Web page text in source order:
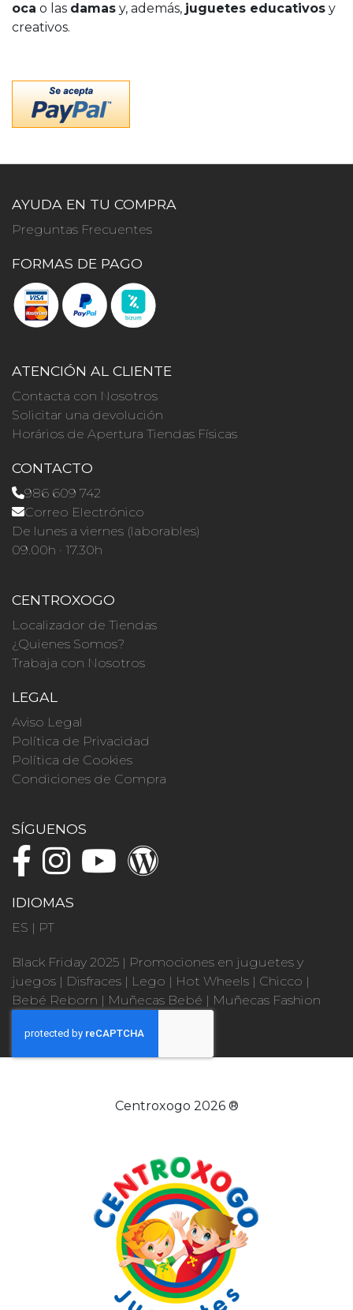
oca o las damas y, además, juguetes educativos y
creativos.
AYUDA EN TU COMPRA
Preguntas Frecuentes
FORMAS DE PAGO
ATENCIÓN AL CLIENTE
Contacta con Nosotros
Solicitar una devolución
Horários de Apertura Tiendas Físicas
CONTACTO
986 609 742
Correo Electrónico
De lunes a viernes (laborables)
09.00h · 17.30h
CENTROXOGO
Localizador de Tiendas
¿Quienes Somos?
Trabaja con Nosotros
LEGAL
Aviso Legal
Política de Privacidad
Política de Cookies
Condiciones de Compra
SÍGUENOS
IDIOMAS
ES | PT
Black Friday 2025 | Promociones en juguetes y
juegos | Disfraces | Lego | Hot Wheels | Chicco |
Bebé Reborn | Muñecas Bebé | Muñecas Fashion
Centroxogo 2026 ®